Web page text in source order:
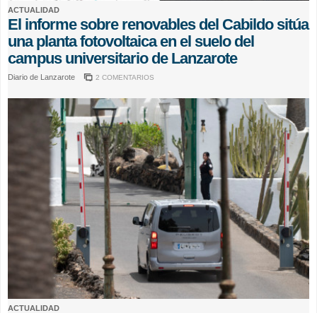
ACTUALIDAD
El informe sobre renovables del Cabildo sitúa
una planta fotovoltaica en el suelo del
campus universitario de Lanzarote
Diario de Lanzarote 2 COMENTARIOS
ACTUALIDAD